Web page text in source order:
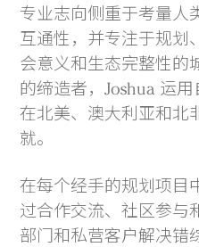
专业志向侧重于考量人
互通性，并专注于规划
会意义和生态完整性的
的缔造者，Joshua 运
在北美、澳大利亚和北
就。
在每个经手的规划项目
过合作交流、社区参与
部门和私营客户解决错